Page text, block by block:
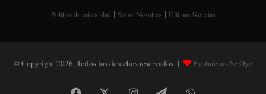
Política de privacidad | Sobre Nosotros | Últimas Noticias
© Copyright 2026, Todos los derechos reservados | Puntarenas Se Oye